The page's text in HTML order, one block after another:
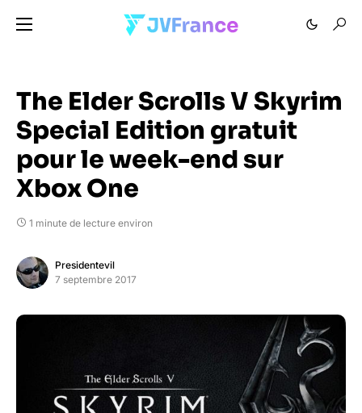
The Elder Scrolls V Skyrim
Special Edition gratuit
pour le week-end sur
Xbox One
1 minute de lecture environ
Presidentevil
7 septembre 2017